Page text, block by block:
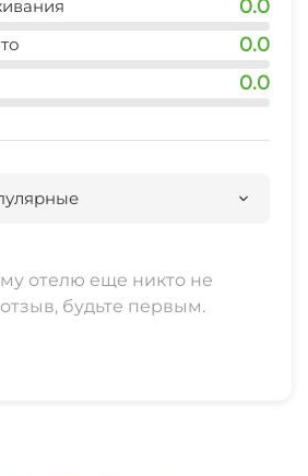
0.0
0.0
0.0
отелю еще никто не
будьте первым.